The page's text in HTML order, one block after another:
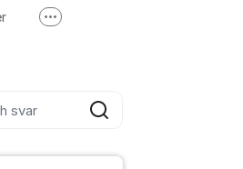
Sök
Fler supportlänkar